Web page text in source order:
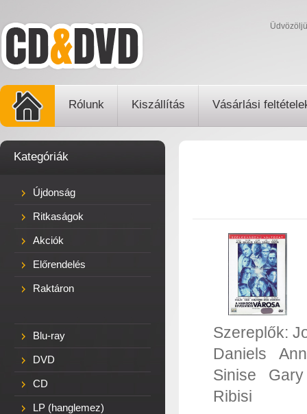
Rólunk Kiszállítás Vásárlási
Kategóriák
Újdonság
Ritkaságok
Akciók
Előrendelés
Raktáron
Blu-ray
DVD
CD
LP (hanglemez)
Szereplők:
Daniels
Sinise
Ribisi